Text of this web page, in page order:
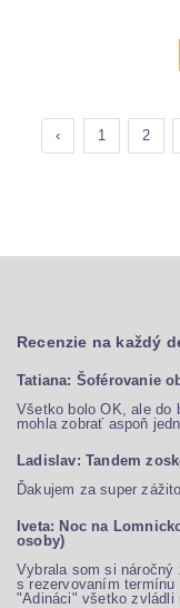
‹ 1 2
Recenzie na každý
Tatiana: Šoférovanie
Všetko bolo OK, ale do
mohla zobrať aspoň
Ladislav: Tandem
Ďakujem za super
Iveta: Noc na
osoby)
Vybrala som si
s rezervovaním termínu
"Adináci" všetko zvládli